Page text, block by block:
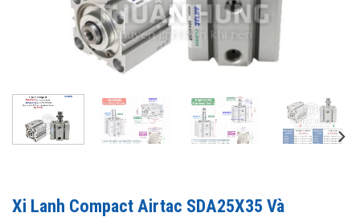
Xi Lanh Compact Airtac SDA25X35 Và